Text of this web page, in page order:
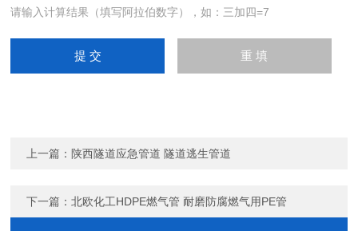
请输入计算结果（填写阿拉伯数字），如：三加四=7
上一篇： 陕西隧道应急管道 隧道逃生管道
下一篇：北欧化工HDPE燃气管 耐磨防腐燃气用PE管